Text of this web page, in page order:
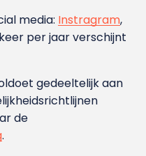
media: Instragram,
per jaar verschijnt
gedeeltelijk aan
de
.